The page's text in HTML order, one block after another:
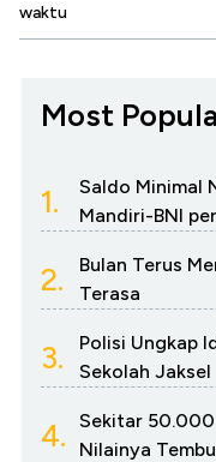
waktu
Most
1.
Saldo Minimal
Mandiri-BNI
2.
Bulan Terus
Terasa
3.
Polisi Ungkap
Sekolah Jaksel
4.
Sekitar 50.000
Nilainya